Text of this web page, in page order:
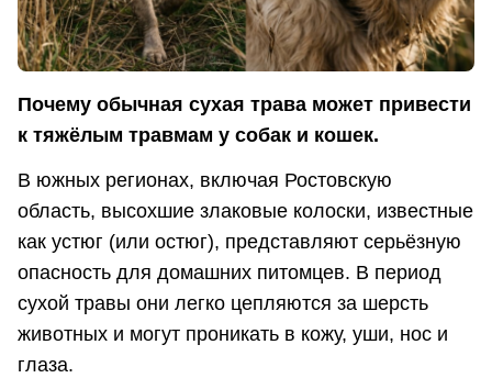
Почему обычная сухая трава может привести
к тяжёлым травмам у собак и кошек.
В южных регионах, включая Ростовскую
область, высохшие злаковые колоски, известные
как устюг (или остюг), представляют серьёзную
опасность для домашних питомцев. В период
сухой травы они легко цепляются за шерсть
животных и могут проникать в кожу, уши, нос и
глаза.